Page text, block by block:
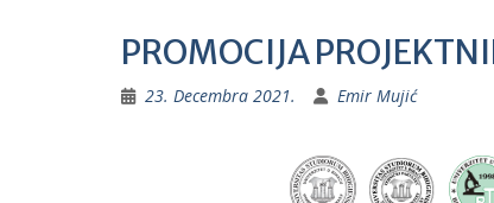
PROMOCIJA
23. Decembra 2021. Emir Mujić